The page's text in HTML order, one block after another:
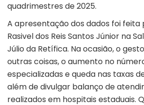
quadrimestres de 2025.
A apresentação dos dados foi
Rasivel dos Reis Santos Júnior na
Júlio da Retífica. Na ocasião, o
outras coisas, o aumento no
especializadas e queda nas taxas
além de divulgar balanço de
realizados em hospitais estaduais.